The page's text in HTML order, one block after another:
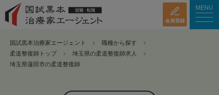
会員登録
MENU
国試黒本治療家エージェント
職種から探す
柔道整復師トップ
埼玉県の柔道整復師求人
埼玉県蓮田市の柔道整復師